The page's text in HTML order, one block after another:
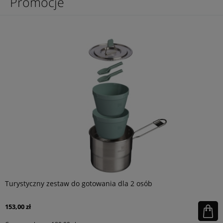
Turystyczny zestaw do gotowania dla 2 osób
153,00 zł